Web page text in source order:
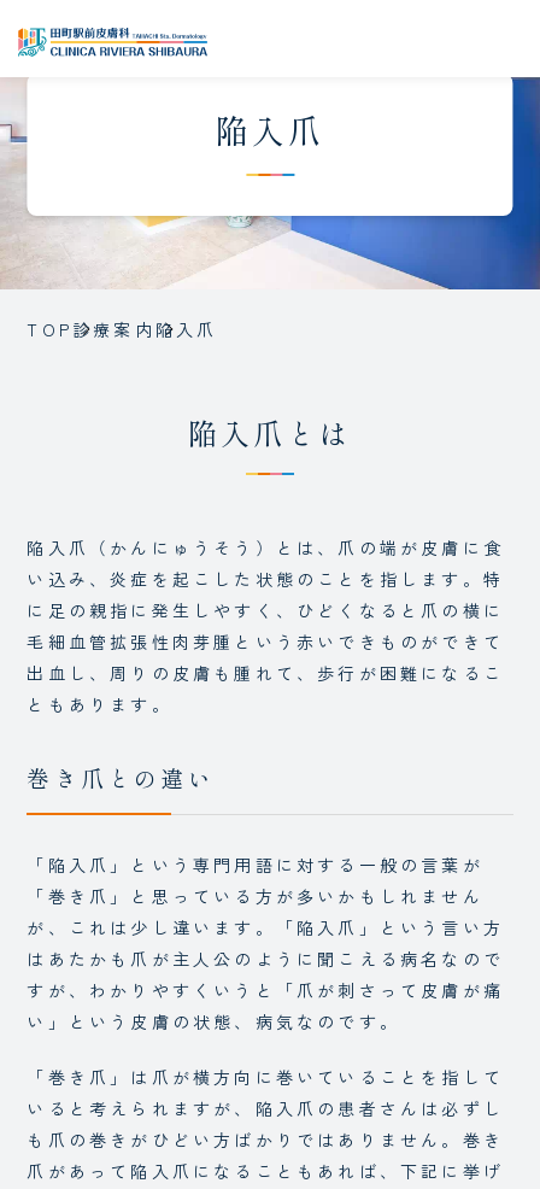
陥入爪
TOP 診療案内 陥入爪
陥入爪とは
陥入爪（かんにゅうそう）とは、爪の端が皮膚に食
い込み、炎症を起こした状態のことを指します。特
に足の親指に発生しやすく、ひどくなると爪の横に
毛細血管拡張性肉芽腫という赤いできものができて
出血し、周りの皮膚も腫れて、歩行が困難になるこ
ともあります。
巻き爪との違い
「陥入爪」という専門用語に対する一般の言葉が
「巻き爪」と思っている方が多いかもしれません
が、これは少し違います。「陥入爪」という言い方
はあたかも爪が主人公のように聞こえる病名なので
すが、わかりやすくいうと「爪が刺さって皮膚が痛
い」という皮膚の状態、病気なのです。
「巻き爪」は爪が横方向に巻いていることを指して
いると考えられますが、陥入爪の患者さんは必ずし
も爪の巻きがひどい方ばかりではありません。巻き
爪があって陥入爪になることもあれば、下記に挙げ